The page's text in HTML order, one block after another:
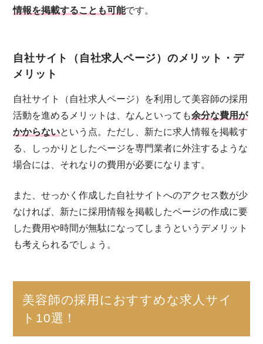
情報を掲載することも可能です。
自社サイト（自社求人ページ）のメリット・デ
メリット
自社サイト（自社求人ページ）を利用して美容師の採用
活動を進めるメリットは、なんといっても余分な費用が
かからないという点。ただし、新たに求人情報を掲載す
る、しっかりとしたページを専門業者に外注するような
場合には、それなりの費用が必要になります。
また、せっかく作成した自社サイトへのアクセス数が少
なければ、新たに採用情報を掲載したページの作成に要
した費用や時間が無駄になってしまうというデメリット
も考えられるでしょう。
美容師の採用におすすめな求人サイ
ト10選！